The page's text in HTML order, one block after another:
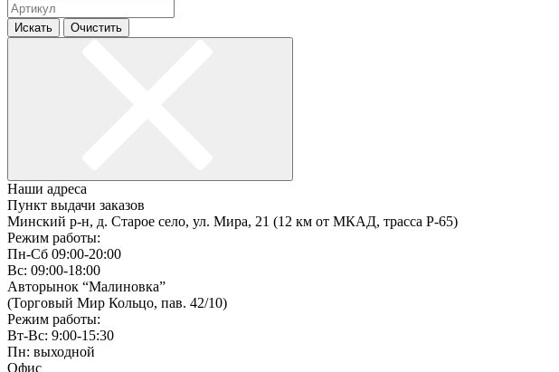
Искать Очистить
Наши адреса
Пункт выдачи заказов
Минский р-н, д. Старое село, ул. Мира, 21 (12 км от МКАД, трасса P-65)
Режим работы:
Пн-Сб 09:00-20:00
Вс: 09:00-18:00
Авторынок “Малиновка”
(Торговый Мир Кольцо, пав. 42/10)
Режим работы:
Вт-Вс: 9:00-15:30
Пн: выходной
Офис